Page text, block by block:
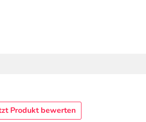
Produkt bewerten